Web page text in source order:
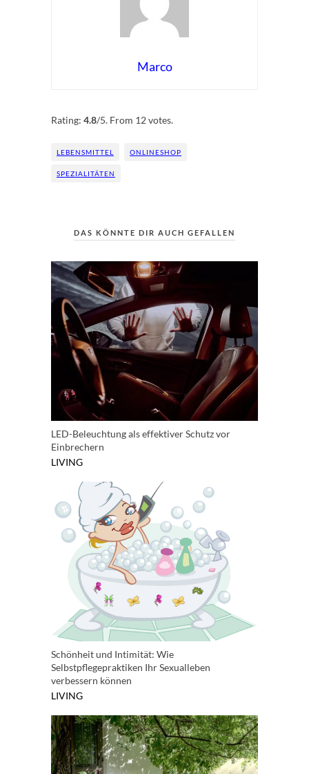
Marco
Rating: 4.8/5. From 12 votes.
LEBENSMITTEL ONLINESHOP
SPEZIALITÄTEN
DAS KÖNNTE DIR AUCH GEFALLEN
LED-Beleuchtung als effektiver Schutz vor
Einbrechern
LIVING
Schönheit und Intimität: Wie
Selbstpflegepraktiken Ihr Sexualleben
verbessern können
LIVING